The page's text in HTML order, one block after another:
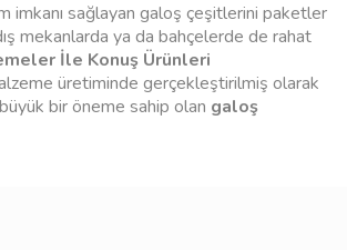
imkanı sağlayan galoş çeşitlerini paketler
mekanlarda ya da bahçelerde de rahat
İle Konuş Ürünleri
üretiminde gerçekleştirilmiş olarak
bir öneme sahip olan galoş